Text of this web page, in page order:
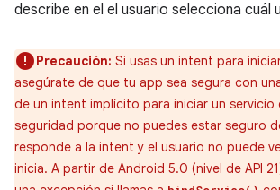
describe en el el usuario selecciona cuál
Precaución: Si usas un intent para
asegúrate de que tu app sea segura con
de un intent implícito para iniciar un servicio
seguridad porque no puedes estar seguro
responde a la intent y el usuario no puede
inicia. A partir de Android 5.0 (nivel de API